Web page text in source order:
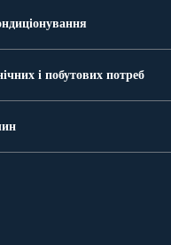
і побутових потреб